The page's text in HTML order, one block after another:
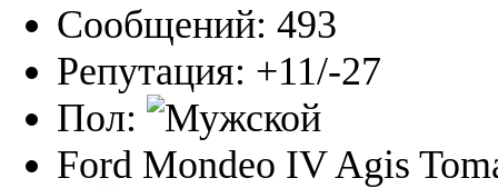
Сообщений: 493
Репутация: +11/-27
Пол:
Ford Mondeo IV Agis